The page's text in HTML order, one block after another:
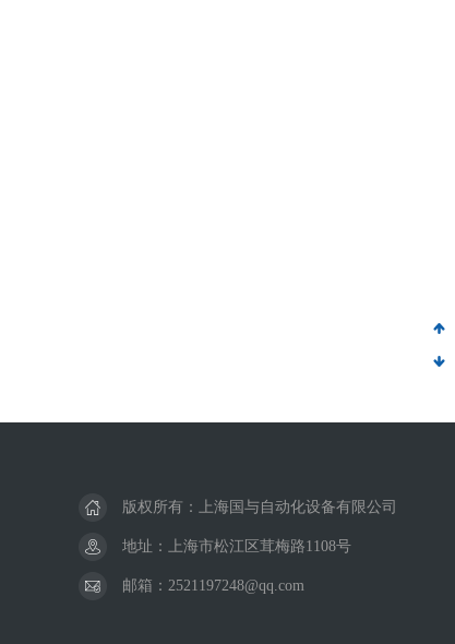
版权所有：上海国与自动化设备有限公司
地址：上海市松江区茸梅路1108号
邮箱：2521197248@qq.com